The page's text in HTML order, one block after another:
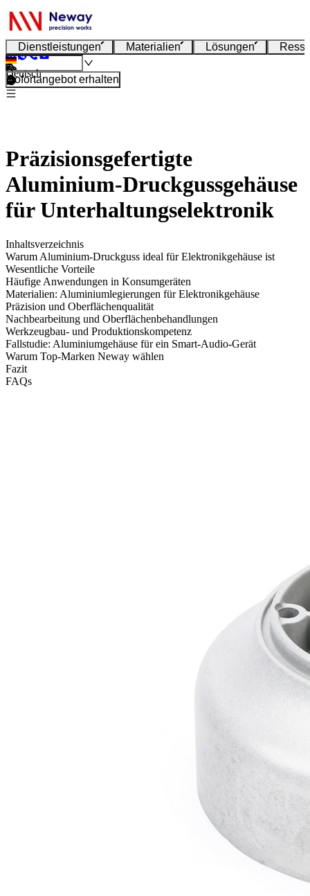
Dienstleistungen Materialien Lösungen
Deutsch
Sofortangebot erhalten
Präzisionsgefertigte
Aluminium-Druckgussgehäuse
für Unterhaltungselektronik
Inhaltsverzeichnis
Warum Aluminium-Druckguss ideal für Elektronikgehäuse ist
Wesentliche Vorteile
Häufige Anwendungen in Konsumgeräten
Materialien: Aluminiumlegierungen für Elektronikgehäuse
Präzision und Oberflächenqualität
Nachbearbeitung und Oberflächenbehandlungen
Werkzeugbau- und Produktionskompetenz
Fallstudie: Aluminiumgehäuse für ein Smart-Audio-Gerät
Warum Top-Marken Neway wählen
Fazit
FAQs